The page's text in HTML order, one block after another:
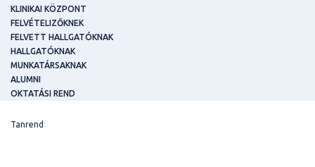
KLINIKAI KÖZPONT
FELVÉTELIZŐKNEK
FELVETT HALLGATÓKNAK
HALLGATÓKNAK
MUNKATÁRSAKNAK
ALUMNI
OKTATÁSI REND
Tanrend